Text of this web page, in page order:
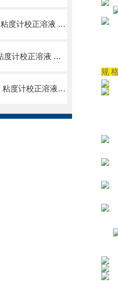
TOKI东机产业 JS 10 粘度计校正溶液 简介
TOKI东机产业 JS 5 粘度计校正溶液 简介
TOKI东机产业 JS 2.5 粘度计校正溶液 简介
规